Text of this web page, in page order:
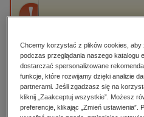
dzienniki
edukacja
hobby, sport, rozrywka
komputery, internet,
Przepraszamy, ale
High-contrast mode
Polecane
Chcemy korzystać z plików cookies, aby
podczas przeglądania naszego katalogu
dostarczać spersonalizowane
funkcje, które rozwijamy dzięki analizie
partnerami. Jeśli zgadzasz się na
kliknij „Zaakceptuj wszystkie”. Możesz
preferencje, klikając „Zmień ustawienia”.